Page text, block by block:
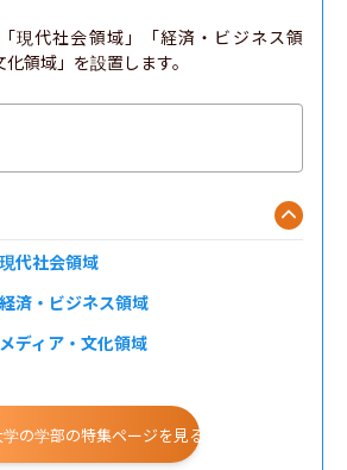
現代社会領域」「経済・ビジネス領
領域」を設置します。
代社会領域
済・ビジネス領域
ディア・文化領域
学の学部の特集ページを見る